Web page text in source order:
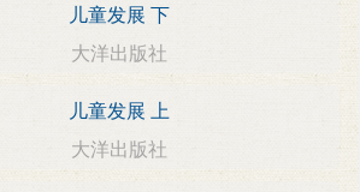
儿童发展 下
大洋出版社
儿童发展 上
大洋出版社